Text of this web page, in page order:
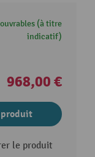
(à titre
indicatif)
968,00 €
produit
le produit